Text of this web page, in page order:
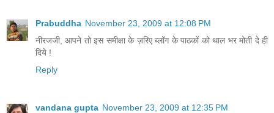
Prabuddha November 23, 2009 at 12:08 PM
नीरजजी, आपने तो इस समीक्षा के ज़रिए ब्लॉग के पाठकों को थाल भर मोती दे ही
दिये !
Reply
vandana gupta November 23, 2009 at 12:35 PM